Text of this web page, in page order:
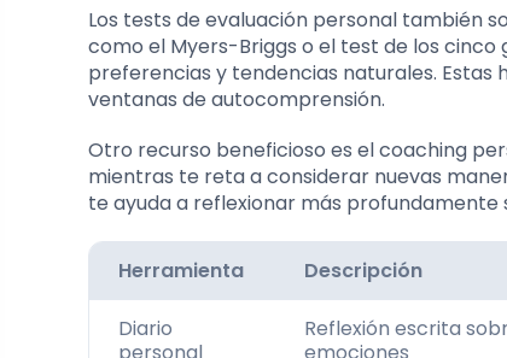
Los tests de evaluación personal también
como el Myers-Briggs o el test de los
preferencias y tendencias naturales.
ventanas de autocomprensión.
Otro recurso beneficioso es el coaching
mientras te reta a considerar nuevas
te ayuda a reflexionar más
Herramienta Descripción
Diario
Reflexión escrita